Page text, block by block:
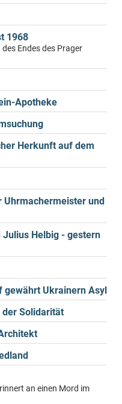
1968
Endes des Prager
Apotheke
Herkunft auf dem
Uhrmachermeister und
Julius Helbig - gestern
gewährt Ukrainern Asyl
der Solidarität
an einen Mord im